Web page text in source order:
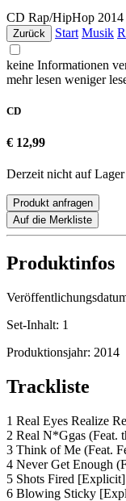
CD Rap/HipHop 2014
Zurück Start Musik
keine Informationen
mehr lesen weniger
CD
€ 12,99
Derzeit nicht auf Lager
Produkt anfragen
Auf die Merkliste
Produktinfos
Set-Inhalt: 1
Produktionsjahr: 2014
Trackliste
1 Real Eyes Realize
2 Real N*Ggas (Feat.
3 Think of Me (Feat.
4 Never Get Enough
5 Shots Fired [Explicit]
6 Blowing Sticky